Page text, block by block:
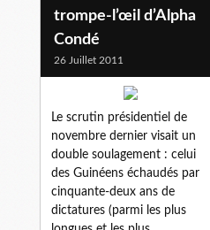
trompe-l’œil d’Alpha
Condé
26 Juillet 2011
Le scrutin présidentiel de
novembre dernier visait un
double soulagement : celui
des Guinéens échaudés par
cinquante-deux ans de
dictatures (parmi les plus